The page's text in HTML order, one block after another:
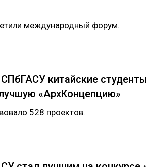
международный форум.
китайские
«АрхКонцепцию»
528 проектов.